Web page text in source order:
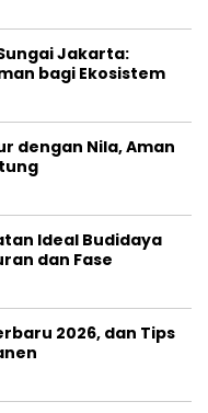
Jakarta:
bagi Ekosistem
dengan Nila, Aman
Ideal Budidaya
dan Fase
2026, dan Tips